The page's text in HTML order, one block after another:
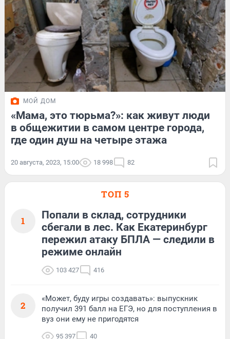
МОЙ ДОМ
«Мама, это тюрьма?»: как живут люди
в общежитии в самом центре города,
где один душ на четыре этажа
20 августа, 2023, 15:00 18 998 82
ТОП 5
1
Попали в склад, сотрудники
сбегали в лес. Как Екатеринбург
пережил атаку БПЛА — следили в
режиме онлайн
103 427 416
2
«Может, буду игры создавать»: выпускник
получил 391 балл на ЕГЭ, но для поступления в
вуз они ему не пригодятся
95 397 40